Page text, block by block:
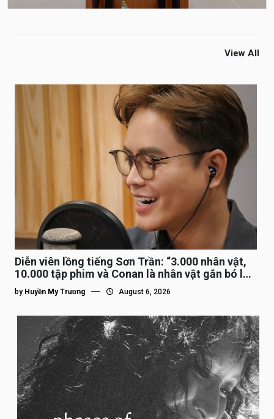
View All
Diễn viên lồng tiếng Sơn Trần: “3.000 nhân vật,
10.000 tập phim và Conan là nhân vật gắn bó lâu
nhất”
by Huyền My Trương August 6, 2026